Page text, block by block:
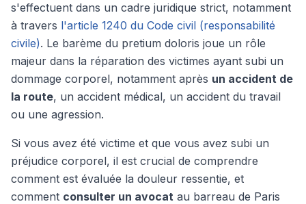
s'effectuent dans un cadre juridique strict, notamment
à travers l'article 1240 du Code civil (responsabilité
civile). Le barème du pretium doloris joue un rôle
majeur dans la réparation des victimes ayant subi un
dommage corporel, notamment après un accident de
la route, un accident médical, un accident du travail
ou une agression.
Si vous avez été victime et que vous avez subi un
préjudice corporel, il est crucial de comprendre
comment est évaluée la douleur ressentie, et
comment consulter un avocat au barreau de Paris